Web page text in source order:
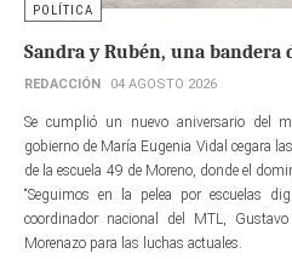
POLÍTICA
Sandra y Rubén, una bandera
REDACCIÓN 04 AGOSTO 2026
Se cumplió un nuevo aniversario del
gobierno de María Eugenia Vidal cegara
de la escuela 49 de Moreno, donde el
“Seguimos en la pelea por escuelas
coordinador nacional del MTL,
Morenazo para las luchas actuales.